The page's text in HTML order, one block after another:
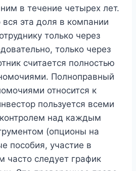
в течение четырех лет.
вся эта доля в компании
только через
только через
считается полностью
Полноправный
относится к
пользуется всеми
над каждым
(опционы на
пособия, участие в
часто следует график